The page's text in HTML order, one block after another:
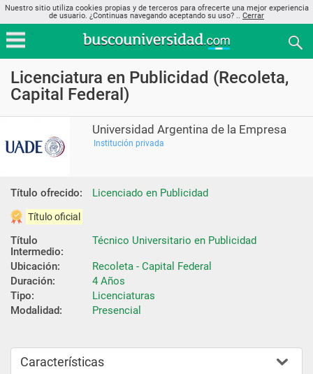
Nuestro sitio utiliza cookies propias y de terceros para ofrecerte una mejor experiencia
de usuario. ¿Continuas navegando aceptando su uso? .. Cerrar
Licenciatura en Publicidad (Recoleta,
Capital Federal)
Universidad Argentina de la Empresa
Institución privada
Título ofrecido: Licenciado en Publicidad
Título oficial
Título
Intermedio:
Técnico Universitario en Publicidad
Ubicación:
Recoleta - Capital Federal
Duración:
4 Años
Tipo:
Licenciaturas
Modalidad:
Presencial
Características